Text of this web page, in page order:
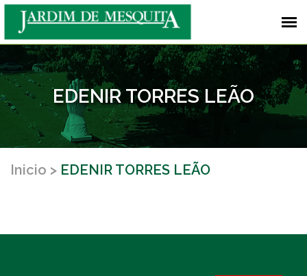
EDENIR TORRES LEÃO
Inicio EDENIR TORRES LEÃO